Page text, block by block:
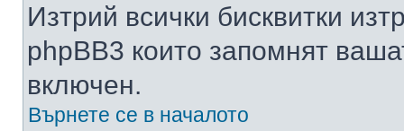
Изтрий всички бисквитки
phpBB3 които запомнят
включен.
Върнете се в началото